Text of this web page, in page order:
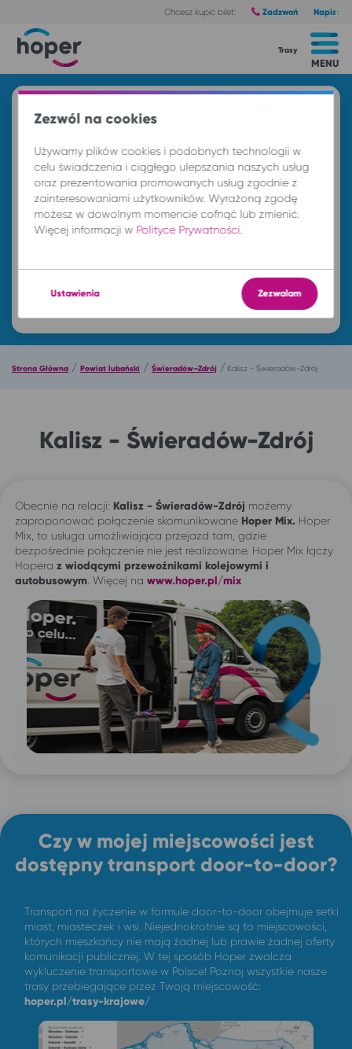
Chcesz kupić bilet: Zadzwoń Napisz
MENU
Trasy
Znajdź przejazd i kup bilet
Znajdź przejazd
Strona Główna / Powiat lubański / Świeradów–Zdrój /Kalisz - Świeradów-Zdrój
Kalisz - Świeradów-Zdrój
Obecnie na relacji: Kalisz - Świeradów-Zdrój możemy
zaproponować połączenie skomunikowane Hoper Mix. Hoper
Mix, to usługa umożliwiająca przejazd tam, gdzie
bezpośrednie połączenie nie jest realizowane. Hoper Mix łączy
Hopera z wiodącymi przewoźnikami kolejowymi i
autobusowym . Więcej na www.hoper.pl/mix
Czy w mojej miejscowości jest
dostępny transport door-to-door?
Transport na życzenie w formule door-to-door obejmuje setki
miast, miasteczek i wsi. Niejednokrotnie są to miejscowości,
których mieszkańcy nie mają żadnej lub prawie żadnej oferty
komunikacji publicznej. W tej sposób Hoper zwalcza
wykluczenie transportowe w Polsce! Poznaj wszystkie nasze
trasy przebiegające przez Twoją miejscowość:
hoper.pl/trasy-krajowe/
Zezwól na cookies
Używamy plików cookies i podobnych technologii w
celu świadczenia i ciągłego ulepszania naszych usług
oraz prezentowania promowanych usług zgodnie z
zainteresowaniami użytkowników. Wyrażoną zgodę
możesz w dowolnym momencie cofnąć lub zmienić.
Więcej informacji w Polityce Prywatności
Ustawienia Zezwalam